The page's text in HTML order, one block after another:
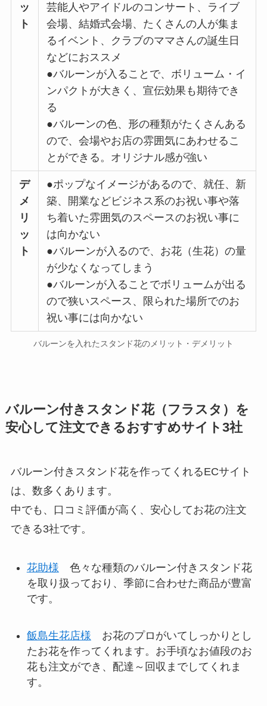
ッ
ト
芸能人やアイドルのコンサート、ライブ
会場、結婚式会場、たくさんの人が集ま
るイベント、クラブのママさんの誕生日
などにおススメ
●バルーンが入ることで、ボリューム・イ
ンパクトが大きく、宣伝効果も期待でき
る
●バルーンの色、形の種類がたくさんある
ので、会場やお店の雰囲気にあわせるこ
とができる。オリジナル感が強い
デ
メ
リ
ッ
ト
●ポップなイメージがあるので、就任、新
築、開業などビジネス系のお祝い事や落
ち着いた雰囲気のスペースのお祝い事に
は向かない
●バルーンが入るので、お花（生花）の量
が少なくなってしまう
●バルーンが入ることでボリュームが出る
ので狭いスペース、限られた場所でのお
祝い事には向かない
バルーンを入れたスタンド花のメリット・デメリット
バルーン付きスタンド花（フラスタ）を
安心して注文できるおすすめサイト3社
バルーン付きスタンド花を作ってくれるECサイト
は、数多くあります。
中でも、口コミ評価が高く、安心してお花の注文
できる3社です。
花助様 色々な種類のバルーン付きスタンド花
を取り扱っており、季節に合わせた商品が豊富
です。
飯島生花店様 お花のプロがいてしっかりとし
たお花を作ってくれます。お手頃なお値段のお
花も注文ができ、配達～回収までしてくれま
す。